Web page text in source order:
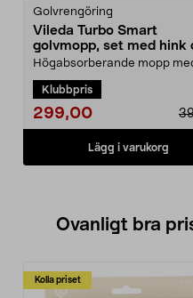
Golvrengöring
Vileda Turbo Smart
golvmopp, set med hink
urvridare
Högabsorberande mopp
Smart mopp med hink ...
Klubbpris
299,00
Lägg i varukorg
Ovanligt bra
Kolla priset